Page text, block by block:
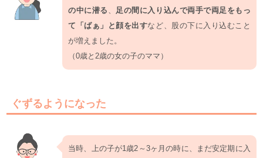
の中に潜る
足の間に入り込んで両手で両足をもっ
て「ばぁ」と顔を出すなど、股の下に入り込むこと
が増えました。
（0歳と2歳の女の子のママ）
ぐずるようになった
当時、上の子が1歳2～3ヶ月の時に、まだ安定期に入